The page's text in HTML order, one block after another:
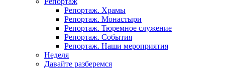
Репортаж. Храмы
Репортаж. Монастыри
Репортаж. Тюремное служение
Репортаж. События
Репортаж. Наши мероприятия
Неделя
Давайте разберемся